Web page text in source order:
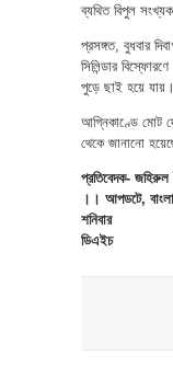
ব্যথিত বিপুল
প্রসঙ্গত, বুধবার
সিলিন্ডার
পুড়ে ছাই হয়ে যায়।
আগ্নিকাণ্ডে মোট
থেকে জানানো
প্রতিবেদক-
।। আপডটে,
শনিবার
ডিএইচ